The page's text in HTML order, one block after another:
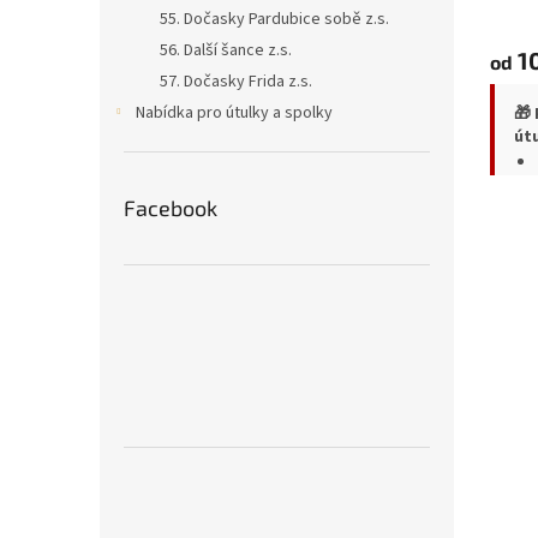
55. Dočasky Pardubice sobě z.s.
56. Další šance z.s.
57. Dočasky Frida z.s.
Nabídka pro útulky a spolky
Facebook
od
🎁